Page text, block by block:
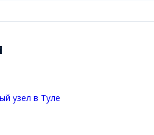
узел в Туле